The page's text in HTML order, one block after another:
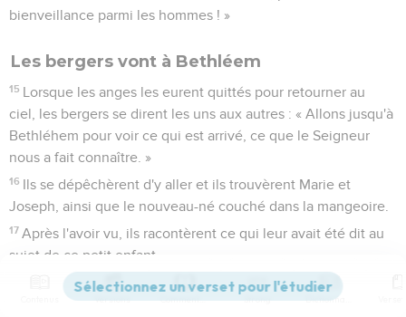
bienveillance parmi les hommes ! »
Les bergers vont à Bethléem
15 Lorsque les anges les eurent quittés pour retourner au
ciel, les bergers se dirent les uns aux autres : « Allons jusqu'à
Bethléhem pour voir ce qui est arrivé, ce que le Seigneur
nous a fait connaître. »
16 Ils se dépêchèrent d'y aller et ils trouvèrent Marie et
Joseph, ainsi que le nouveau-né couché dans la mangeoire.
17 Après l'avoir vu, ils racontèrent ce qui leur avait été dit au
sujet de ce petit enfant.
Tous ceux qui entendirent les bergers furent étonnés de
ce qu'ils leur disaient.
Versions Commentaires Strong